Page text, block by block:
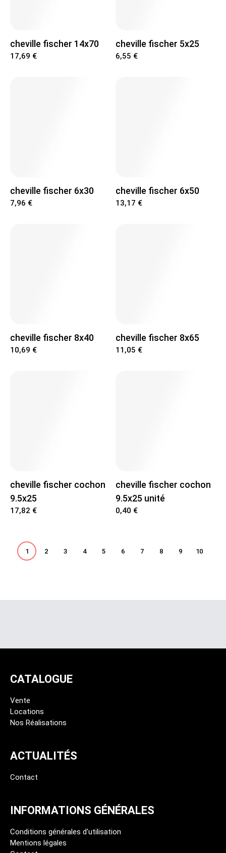
cheville fischer 14x70
17,69 €
cheville fischer 5x25
6,55 €
cheville fischer 6x30
7,96 €
cheville fischer 6x50
13,17 €
cheville fischer 8x40
10,69 €
cheville fischer 8x65
11,05 €
cheville fischer cochon
9.5x25
17,82 €
cheville fischer cochon
9.5x25 unité
0,40 €
1 2 3 4 5 6 7 8 9 10
CATALOGUE
Vente
Locations
Nos Réalisations
ACTUALITÉS
Contact
INFORMATIONS GÉNÉRALES
Conditions générales d'utilisation
Mentions légales